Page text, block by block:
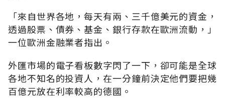
「來自世界各地，每天有兩、三千億美元的資金，
透過股票、債券、基金、銀行存款在歐洲流動，」
一位歐洲金融業者指出。
外匯市場的電子看板數字閃了一下，卻可能是全球
各地不知名的投資人，在一分鐘前決定他們要把幾
百億元放在利率較高的德國。